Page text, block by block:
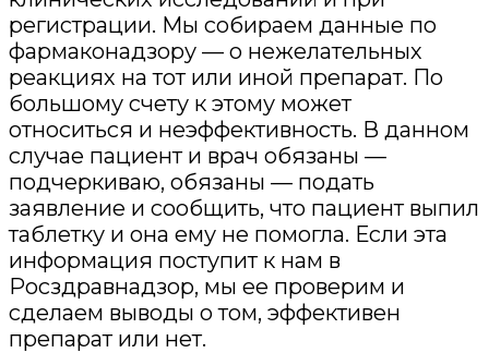
регистрации. Мы собираем данные по
фармаконадзору — о нежелательных
реакциях на тот или иной препарат. По
большому счету к этому может
относиться и неэффективность. В данном
случае пациент и врач обязаны —
подчеркиваю, обязаны — подать
заявление и сообщить, что пациент выпил
таблетку и она ему не помогла. Если эта
информация поступит к нам в
Росздравнадзор, мы ее проверим и
сделаем выводы о том, эффективен
препарат или нет.